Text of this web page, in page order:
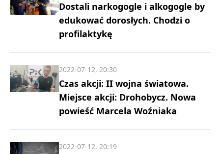
Dostali narkogogle i alkogogle by
edukować dorosłych. Chodzi o
profilaktykę
Czas akcji: II wojna światowa.
Miejsce akcji: Drohobycz. Nowa
powieść Marcela Woźniaka
2022-07-12, 20:30
2022-07-12, 20:19